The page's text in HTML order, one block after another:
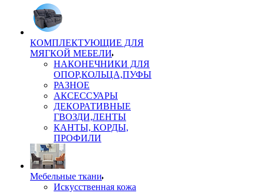
КОМПЛЕКТУЮЩИЕ ДЛЯ
МЯГКОЙ МЕБЕЛИ
НАКОНЕЧНИКИ ДЛЯ
ОПОР,КОЛЬЦА,ПУФЫ
РАЗНОЕ
АКСЕССУАРЫ
ДЕКОРАТИВНЫЕ
ГВОЗДИ,ЛЕНТЫ
КАНТЫ, КОРДЫ,
ПРОФИЛИ
Мебельные ткани
Искусственная кожа